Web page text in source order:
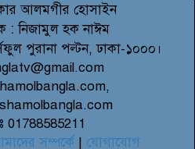
আলমগীর হোসাইন
: নিজামুল হক নাঈম
পুরানা পল্টন, ঢাকা-১০০০।
01788585211
সম্পর্কে | যোগাযোগ